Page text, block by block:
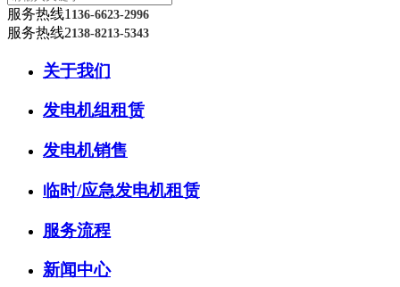
服务热线1 136-6623-2996
服务热线2138-8213-5343
关于我们
发电机组租赁
发电机销售
临时/应急发电机租赁
服务流程
新闻中心